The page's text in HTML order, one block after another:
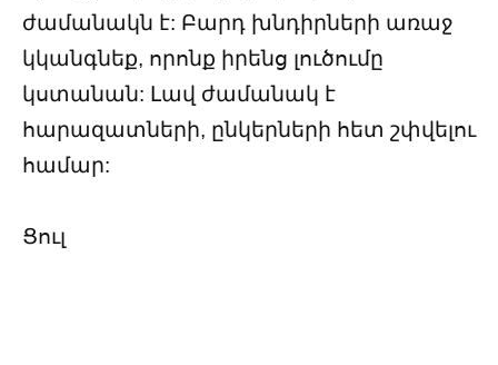
ժամանակն է: Բարդ խնդիրների առաջ
կկանգնեք, որոնք իրենց լուծումը
կստանան: Լավ ժամանակ է
հարազատների, ընկերների հետ շփվելու
համար:
Ցուլ